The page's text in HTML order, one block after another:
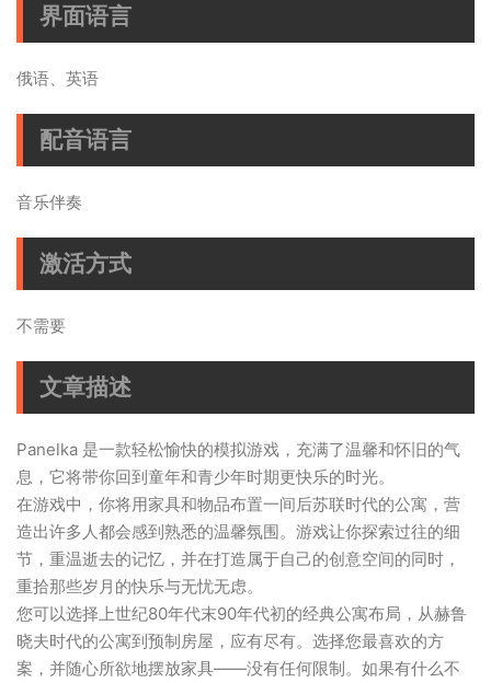
界面语言
俄语、英语
配音语言
音乐伴奏
激活方式
不需要
文章描述
Panelka 是一款轻松愉快的模拟游戏，充满了温馨和怀旧的气
息，它将带你回到童年和青少年时期更快乐的时光。
在游戏中，你将用家具和物品布置一间后苏联时代的公寓，营
造出许多人都会感到熟悉的温馨氛围。游戏让你探索过往的细
节，重温逝去的记忆，并在打造属于自己的创意空间的同时，
重拾那些岁月的快乐与无忧无虑。
您可以选择上世纪80年代末90年代初的经典公寓布局，从赫鲁
晓夫时代的公寓到预制房屋，应有尽有。选择您最喜欢的方
案，并随心所欲地摆放家具——没有任何限制。如果有什么不